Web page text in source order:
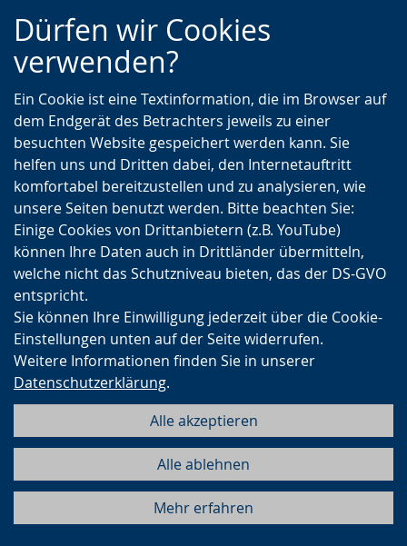
Zur
Hauptnavigation
Zur
Seitennavigation
Zum
Inhalt
Dürfen wir Cookies
verwenden?
Ein Cookie ist eine Textinformation, die im Browser auf
dem Endgerät des Betrachters jeweils zu einer
besuchten Website gespeichert werden kann. Sie
helfen uns und Dritten dabei, den Internetauftritt
komfortabel bereitzustellen und zu analysieren, wie
unsere Seiten benutzt werden. Bitte beachten Sie:
Einige Cookies von Drittanbietern (z.B. YouTube)
können Ihre Daten auch in Drittländer übermitteln,
welche nicht das Schutzniveau bieten, das der DS-GVO
entspricht.
Sie können Ihre Einwilligung jederzeit über die Cookie-
Einstellungen unten auf der Seite widerrufen.
Weitere Informationen finden Sie in unserer
Datenschutzerklärung.
Alle akzeptieren
Alle ablehnen
Mehr erfahren